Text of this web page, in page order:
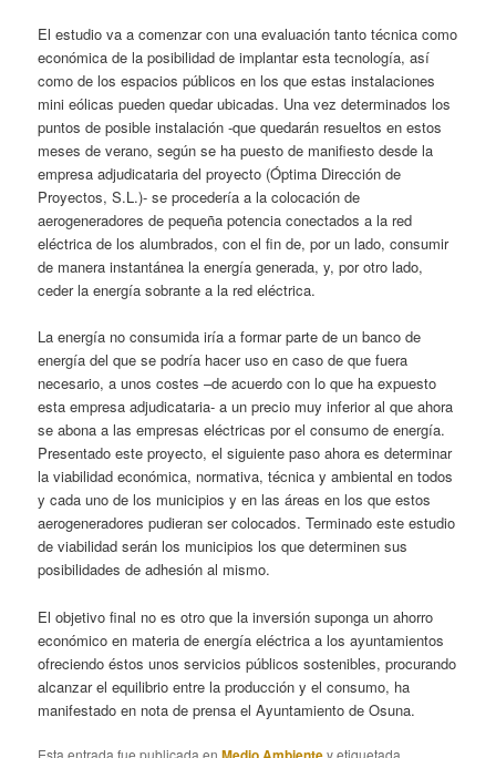
El estudio va a comenzar con una evaluación tanto técnica como
económica de la posibilidad de implantar esta tecnología, así
como de los espacios públicos en los que estas instalaciones
mini eólicas pueden quedar ubicadas. Una vez determinados los
puntos de posible instalación -que quedarán resueltos en estos
meses de verano, según se ha puesto de manifiesto desde la
empresa adjudicataria del proyecto (Óptima Dirección de
Proyectos, S.L.)- se procedería a la colocación de
aerogeneradores de pequeña potencia conectados a la red
eléctrica de los alumbrados, con el fin de, por un lado, consumir
de manera instantánea la energía generada, y, por otro lado,
ceder la energía sobrante a la red eléctrica.
La energía no consumida iría a formar parte de un banco de
energía del que se podría hacer uso en caso de que fuera
necesario, a unos costes –de acuerdo con lo que ha expuesto
esta empresa adjudicataria- a un precio muy inferior al que ahora
se abona a las empresas eléctricas por el consumo de energía.
Presentado este proyecto, el siguiente paso ahora es determinar
la viabilidad económica, normativa, técnica y ambiental en todos
y cada uno de los municipios y en las áreas en los que estos
aerogeneradores pudieran ser colocados. Terminado este estudio
de viabilidad serán los municipios los que determinen sus
posibilidades de adhesión al mismo.
El objetivo final no es otro que la inversión suponga un ahorro
económico en materia de energía eléctrica a los ayuntamientos
ofreciendo éstos unos servicios públicos sostenibles, procurando
alcanzar el equilibrio entre la producción y el consumo, ha
manifestado en nota de prensa el Ayuntamiento de Osuna.
Esta entrada fue publicada en y etiquetada